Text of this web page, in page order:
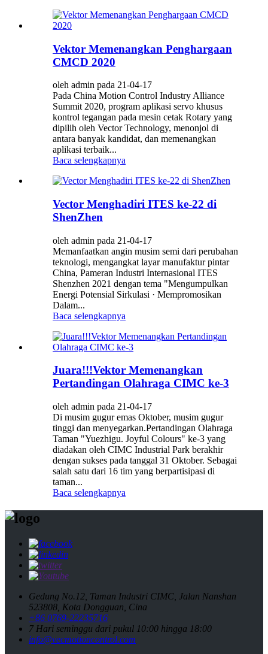
Vektor Memenangkan Penghargaan
CMCD 2020
oleh admin pada 21-04-17
Pada China Motion Control Industry Alliance
Summit 2020, program aplikasi servo khusus
kontrol tegangan pada mesin cetak Rotary yang
dipilih oleh Vector Technology, menonjol di
antara banyak kandidat, dan memenangkan
aplikasi terbaik...
Baca selengkapnya
Vector Menghadiri ITES ke-22 di
ShenZhen
oleh admin pada 21-04-17
Memanfaatkan angin musim semi dari perubahan
teknologi, mengangkat layar manufaktur pintar
China, Pameran Industri Internasional ITES
Shenzhen 2021 dengan tema "Mengumpulkan
Energi Potensial Sirkulasi · Mempromosikan
Dalam...
Baca selengkapnya
Juara!!!Vektor Memenangkan
Pertandingan Olahraga CIMC ke-3
oleh admin pada 21-04-17
Di musim gugur emas Oktober, musim gugur
tinggi dan menyegarkan.Pertandingan Olahraga
Taman "Yuezhigu. Joyful Colours" ke-3 yang
diadakan oleh CIMC Industrial Park berakhir
dengan sukses pada tanggal 31 Oktober. Sebagai
salah satu dari 16 tim yang berpartisipasi di
taman...
Baca selengkapnya
Gedung No.12, Taman Industri CIMC, Jalan Nanshan
523808, Kota Dongguan, Cina
+86 0769-22235716
7 Hari seminggu dari pukul 10:00 hingga 18:00
info@vecmotioncontrol.com